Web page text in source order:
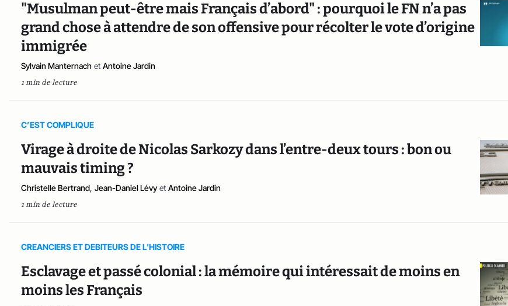
"Musulman peut-être mais Français d’abord" : pourquoi le FN n’a pas
grand chose à attendre de son offensive pour récolter le vote d’origine
immigrée
Sylvain Manternach et Antoine Jardin
1 min de lecture
C’EST COMPLIQUE
Virage à droite de Nicolas Sarkozy dans l’entre-deux tours : bon ou
mauvais timing ?
Christelle Bertrand, Jean-Daniel Lévy et Antoine Jardin
1 min de lecture
CREANCIERS ET DEBITEURS DE L'HISTOIRE
Esclavage et passé colonial : la mémoire qui intéressait de moins en
moins les Français